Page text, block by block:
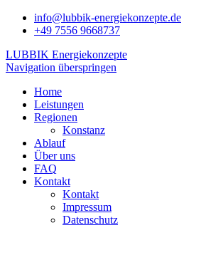
info@lubbik-energiekonzepte.de
+49 7556 9668737
LUBBIK Energiekonzepte
Navigation überspringen
Home
Leistungen
Regionen
Konstanz
Ablauf
Über uns
FAQ
Kontakt
Kontakt
Impressum
Datenschutz